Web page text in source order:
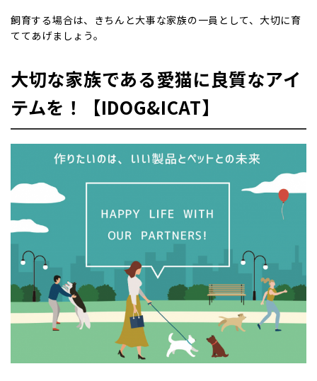
飼育する場合は、きちんと大事な家族の一員として、大切に育
ててあげましょう。
大切な家族である愛猫に良質なアイ
テムを！【IDOG&ICAT】